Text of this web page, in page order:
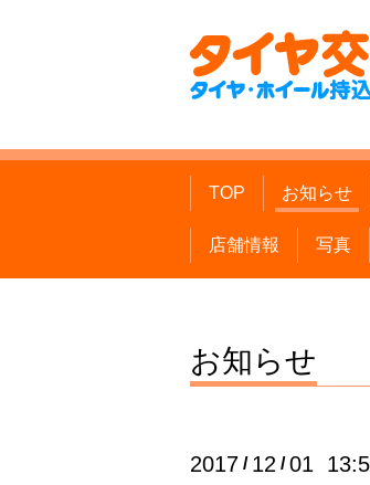
TOP お知らせ
店舗情報 写真
お知らせ
2017 / 12 /01